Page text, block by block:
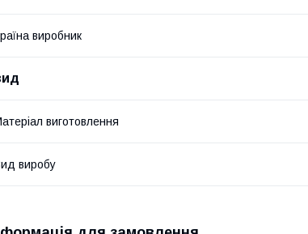
виробник
виготовлення
виробу